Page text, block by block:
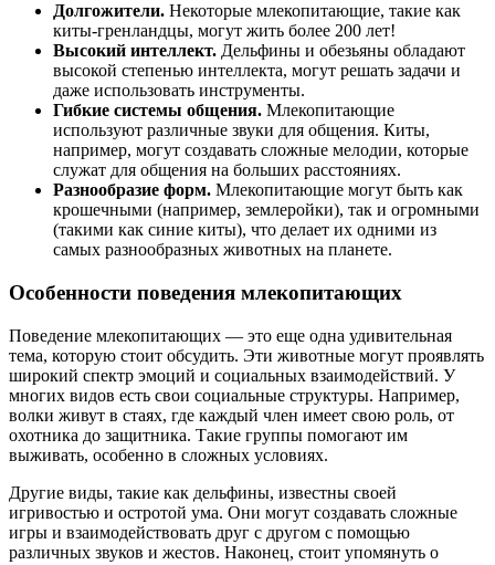
Долгожители. Некоторые млекопитающие, такие как
киты-гренландцы, могут жить более 200 лет!
Высокий интеллект. Дельфины и обезьяны обладают
высокой степенью интеллекта, могут решать задачи и
даже использовать инструменты.
Гибкие системы общения. Млекопитающие
используют различные звуки для общения. Киты,
например, могут создавать сложные мелодии, которые
служат для общения на больших расстояниях.
Разнообразие форм. Млекопитающие могут быть как
крошечными (например, землеройки), так и огромными
(такими как синие киты), что делает их одними из
самых разнообразных животных на планете.
Особенности поведения млекопитающих
Поведение млекопитающих — это еще одна удивительная
тема, которую стоит обсудить. Эти животные могут проявлять
широкий спектр эмоций и социальных взаимодействий. У
многих видов есть свои социальные структуры. Например,
волки живут в стаях, где каждый член имеет свою роль, от
охотника до защитника. Такие группы помогают им
выживать, особенно в сложных условиях.
Другие виды, такие как дельфины, известны своей
игривостью и остротой ума. Они могут создавать сложные
игры и взаимодействовать друг с другом с помощью
различных звуков и жестов. Наконец, стоит упомянуть о